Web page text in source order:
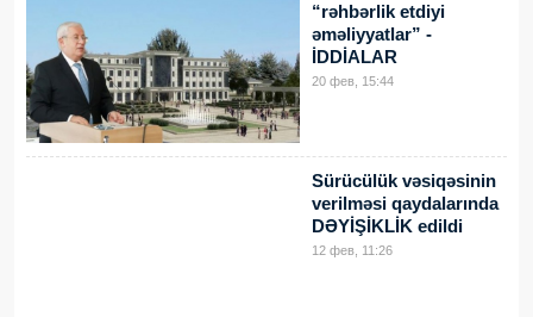
“rəhbərlik etdiyi
əməliyyatlar” -
İDDİALAR
20 фев, 15:44
Sürücülük vəsiqəsinin
verilməsi qaydalarında
DƏYİŞİKLİK edildi
12 фев, 11:26